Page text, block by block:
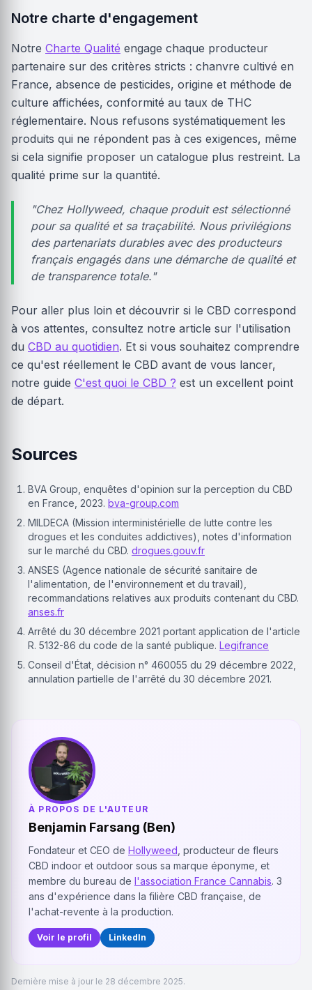
Notre charte d'engagement
Notre Charte Qualité engage chaque producteur
partenaire sur des critères stricts : chanvre cultivé en
France, absence de pesticides, origine et méthode de
culture affichées, conformité au taux de THC
réglementaire. Nous refusons systématiquement les
produits qui ne répondent pas à ces exigences, même
si cela signifie proposer un catalogue plus restreint. La
qualité prime sur la quantité.
"Chez Hollyweed, chaque produit est sélectionné
pour sa qualité et sa traçabilité. Nous privilégions
des partenariats durables avec des producteurs
français engagés dans une démarche de qualité et
de transparence totale."
Pour aller plus loin et découvrir si le CBD correspond
à vos attentes, consultez notre article sur l'utilisation
du CBD au quotidien. Et si vous souhaitez comprendre
ce qu'est réellement le CBD avant de vous lancer,
notre guide C'est quoi le CBD ? est un excellent point
de départ.
Sources
BVA Group, enquêtes d'opinion sur la perception du CBD
en France, 2023. bva-group.com
MILDECA (Mission interministérielle de lutte contre les
drogues et les conduites addictives), notes d'information
sur le marché du CBD. drogues.gouv.fr
ANSES (Agence nationale de sécurité sanitaire de
l'alimentation, de l'environnement et du travail),
recommandations relatives aux produits contenant du CBD.
anses.fr
Arrêté du 30 décembre 2021 portant application de l'article
R. 5132-86 du code de la santé publique. Legifrance
Conseil d'État, décision n° 460055 du 29 décembre 2022,
annulation partielle de l'arrêté du 30 décembre 2021.
À PROPOS DE L'AUTEUR
Benjamin Farsang (Ben)
Fondateur et CEO de Hollyweed , producteur de fleurs
CBD indoor et outdoor sous sa marque éponyme, et
membre du bureau de l'association France Cannabis. 3
ans d'expérience dans la filière CBD française, de
l'achat-revente à la production.
Voir le profil LinkedIn
Dernière mise à jour le 28 décembre 2025.